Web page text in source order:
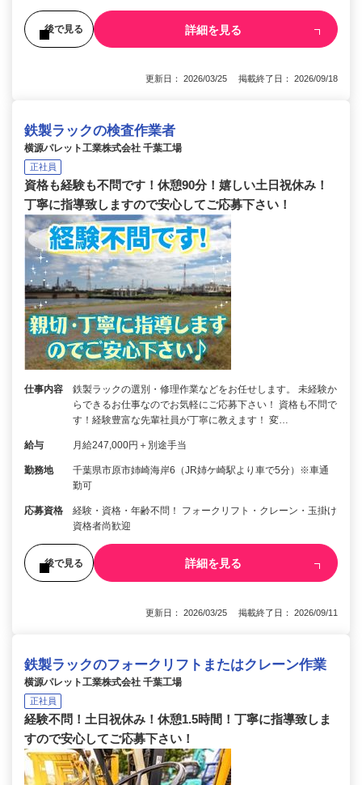
後で見る 詳細を見る
更新日： 2026/03/25 掲載終了日： 2026/09/18
鉄製ラックの検査作業者
横源パレット工業株式会社 千葉工場
正社員
資格も経験も不問です！休憩90分！嬉しい土日祝休み！
丁寧に指導致しますので安心してご応募下さい！
仕事内容
鉄製ラックの選別・修理作業などをお任せします。 未経験か
らできるお仕事なのでお気軽にご応募下さい！ 資格も不問で
す！経験豊富な先輩社員が丁寧に教えます！ 変…
給与 月給247,000円＋別途手当
勤務地
千葉県市原市姉崎海岸6（JR姉ケ崎駅より車で5分）※車通
勤可
応募資格
経験・資格・年齢不問！ フォークリフト・クレーン・玉掛け
資格者尚歓迎
後で見る 詳細を見る
更新日： 2026/03/25 掲載終了日： 2026/09/11
鉄製ラックのフォークリフトまたはクレーン作業
横源パレット工業株式会社 千葉工場
正社員
経験不問！土日祝休み！休憩1.5時間！丁寧に指導致しま
すので安心してご応募下さい！